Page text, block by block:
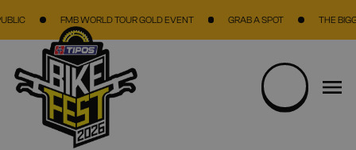
FMB WORLD TOUR GOLD EVENT GRAB A SPOT THE